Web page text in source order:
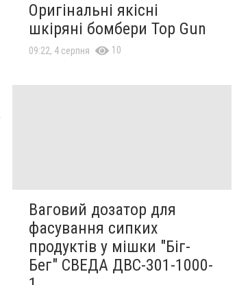
Оригінальні якісні
шкіряні бомбери Top Gun
09:22, 4 серпня 10
Ваговий дозатор для
фасування сипких
продуктів у мішки "Біг-
Бег" СВЕДА ДВС-301-1000-